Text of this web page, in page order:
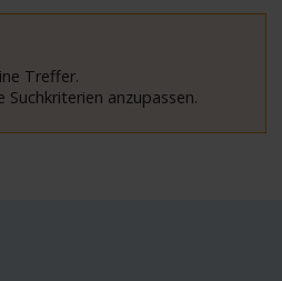
Treffer.
Suchkriterien anzupassen.